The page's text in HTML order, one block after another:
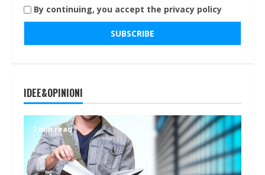
By continuing, you accept the privacy policy
IDEE&OPINIONI
2 min read